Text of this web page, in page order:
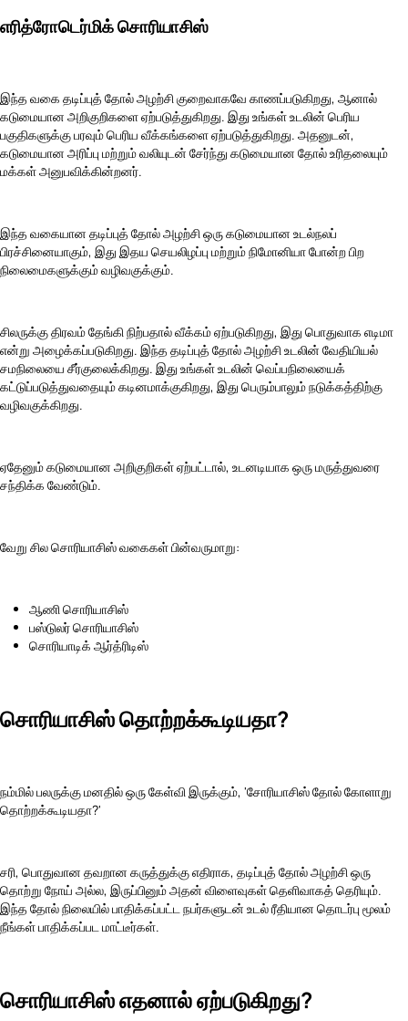
எரித்ரோடெர்மிக் சொரியாசிஸ்
இந்த வகை தடிப்புத் தோல் அழற்சி குறைவாகவே காணப்படுகிறது, ஆனால்
கடுமையான அறிகுறிகளை ஏற்படுத்துகிறது. இது உங்கள் உடலின் பெரிய
பகுதிகளுக்கு பரவும் பெரிய வீக்கங்களை ஏற்படுத்துகிறது. அதனுடன்,
கடுமையான அரிப்பு மற்றும் வலியுடன் சேர்ந்து கடுமையான தோல் உரிதலையும்
மக்கள் அனுபவிக்கின்றனர்.
இந்த வகையான தடிப்புத் தோல் அழற்சி ஒரு கடுமையான உடல்நலப்
பிரச்சினையாகும், இது இதய செயலிழப்பு மற்றும் நிமோனியா போன்ற பிற
நிலைமைகளுக்கும் வழிவகுக்கும்.
சிலருக்கு திரவம் தேங்கி நிற்பதால் வீக்கம் ஏற்படுகிறது, இது பொதுவாக எடிமா
என்று அழைக்கப்படுகிறது. இந்த தடிப்புத் தோல் அழற்சி உடலின் வேதியியல்
சமநிலையை சீர்குலைக்கிறது. இது உங்கள் உடலின் வெப்பநிலையைக்
கட்டுப்படுத்துவதையும் கடினமாக்குகிறது, இது பெரும்பாலும் நடுக்கத்திற்கு
வழிவகுக்கிறது.
ஏதேனும் கடுமையான அறிகுறிகள் ஏற்பட்டால், உடனடியாக ஒரு மருத்துவரை
சந்திக்க வேண்டும்.
வேறு சில சொரியாசிஸ் வகைகள் பின்வருமாறு:
ஆணி சொரியாசிஸ்
பஸ்டுலர் சொரியாசிஸ்
சொரியாடிக் ஆர்த்ரிடிஸ்
சொரியாசிஸ் தொற்றக்கூடியதா?
நம்மில் பலருக்கு மனதில் ஒரு கேள்வி இருக்கும், 'சோரியாசிஸ் தோல் கோளாறு
தொற்றக்கூடியதா?'
சரி, பொதுவான தவறான கருத்துக்கு எதிராக, தடிப்புத் தோல் அழற்சி ஒரு
தொற்று நோய் அல்ல, இருப்பினும் அதன் விளைவுகள் தெளிவாகத் தெரியும்.
இந்த தோல் நிலையில் பாதிக்கப்பட்ட நபர்களுடன் உடல் ரீதியான தொடர்பு மூலம்
நீங்கள் பாதிக்கப்பட மாட்டீர்கள்.
சொரியாசிஸ் எதனால் ஏற்படுகிறது?